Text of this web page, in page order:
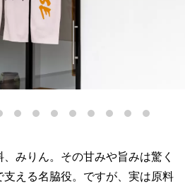
みりん。その甘みや旨みは驚く
える名脇役。ですが、実は原料